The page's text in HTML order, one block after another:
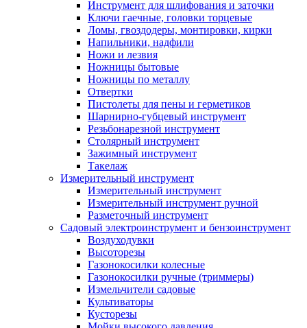
Инструмент для шлифования и заточки
Ключи гаечные, головки торцевые
Ломы, гвоздодеры, монтировки, кирки
Напильники, надфили
Ножи и лезвия
Ножницы бытовые
Ножницы по металлу
Отвертки
Пистолеты для пены и герметиков
Шарнирно-губцевый инструмент
Резьбонарезной инструмент
Столярный инструмент
Зажимный инструмент
Такелаж
Измерительный инструмент
Измерительный инструмент
Измерительный инструмент ручной
Разметочный инструмент
Садовый электроинструмент и бензоинструмент
Воздуходувки
Высоторезы
Газонокосилки колесные
Газонокосилки ручные (триммеры)
Измельчители садовые
Культиваторы
Кусторезы